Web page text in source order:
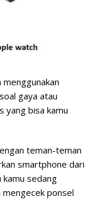
gaya atau
yang bisa kamu
teman-teman
smartphone dari
kamu sedang
ponsel